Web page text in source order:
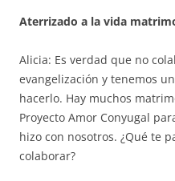
Aterrizado a la vida
Alicia: Es verdad que no
evangelización y tenemos
hacerlo. Hay muchos
Proyecto Amor Conyugal
hizo con nosotros. ¿Qué te
colaborar?